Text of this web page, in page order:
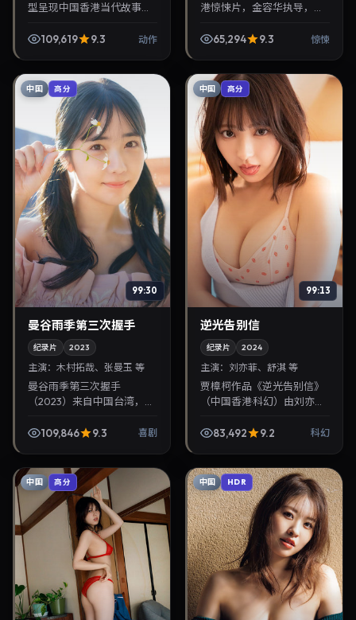
型呈现中国香港当代故事，
俊烈。2023年2月21日登陆
109,619 9.3 动作
港惊悚片，金容华执导，桂
2019年3月7日首映，讲述人
65,294 9.3 惊悚
中国 高分
99:30
曼谷雨季第三次握手
纪录片 2023
主演： 木村拓哉、张曼玉 等
曼谷雨季第三次握手
（2023）来自中国台湾，类
村拓哉、张曼玉等参与演
109,846 9.3 喜剧
中国 高分
99:13
逆光告别信
纪录片 2024
主演：刘亦菲、舒淇 等
贾樟柯作品《逆光告别信》
（中国香港·科幻）由刘亦
16日正式上映。影片叙事紧
83,492 9.2 科幻
中国 高分 中国 HDR